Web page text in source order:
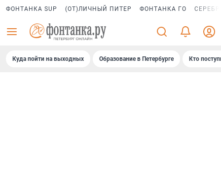
ФОНТАНКА SUP (ОТ)ЛИЧНЫЙ ПИТЕР ФОНТАНКА ГО
Куда пойти на выходных Образование в Петербурге Кто